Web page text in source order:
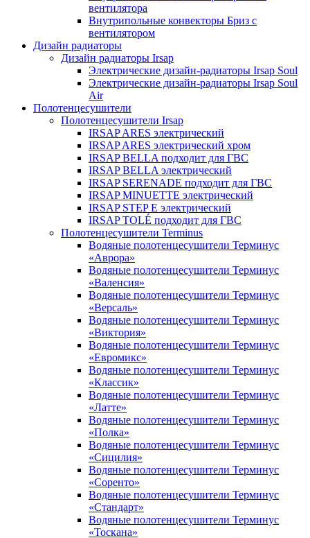
вентилятора
Внутрипольные конвекторы Бриз с
вентилятором
Дизайн радиаторы
Дизайн радиаторы Irsap
Электрические дизайн-радиаторы Irsap Soul
Электрические дизайн-радиаторы Irsap Soul
Air
Полотенцесушители
Полотенцесушители Irsap
IRSAP ARES электрический
IRSAP ARES электрический хром
IRSAP BELLA подходит для ГВС
IRSAP BELLA электрический
IRSAP SERENADE подходит для ГВС
IRSAP MINUETTE электрический
IRSAP STEP E электрический
IRSAP TOLÉ подходит для ГВС
Полотенцесушители Terminus
Водяные полотенцесушители Терминус
«Аврора»
Водяные полотенцесушители Терминус
«Валенсия»
Водяные полотенцесушители Терминус
«Версаль»
Водяные полотенцесушители Терминус
«Виктория»
Водяные полотенцесушители Терминус
«Евромикс»
Водяные полотенцесушители Терминус
«Классик»
Водяные полотенцесушители Терминус
«Латте»
Водяные полотенцесушители Терминус
«Полка»
Водяные полотенцесушители Терминус
«Сицилия»
Водяные полотенцесушители Терминус
«Соренто»
Водяные полотенцесушители Терминус
«Стандарт»
Водяные полотенцесушители Терминус
«Тоскана»